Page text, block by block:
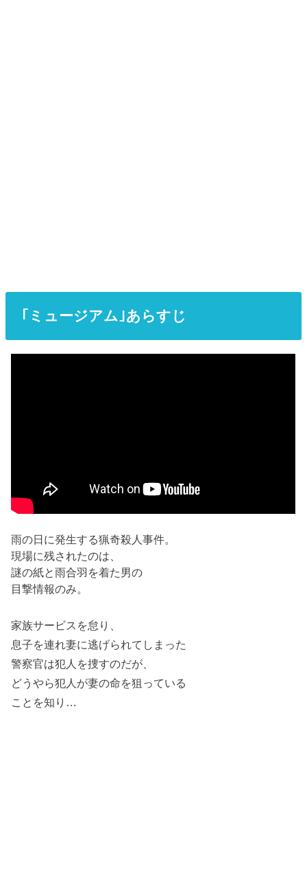
｢ミュージアム｣あらすじ
雨の日に発生する猟奇殺人事件。
現場に残されたのは、
謎の紙と雨合羽を着た男の
目撃情報のみ。
家族サービスを怠り、
息子を連れ妻に逃げられてしまった
警察官は犯人を捜すのだが、
どうやら犯人が妻の命を狙っている
ことを知り…